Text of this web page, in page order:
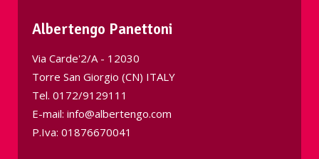
Albertengo Panettoni
Via Carde'2/A - 12030
Torre San Giorgio (CN) ITALY
Tel. 0172/9129111
E-mail: info@albertengo.com
P.Iva: 01876670041